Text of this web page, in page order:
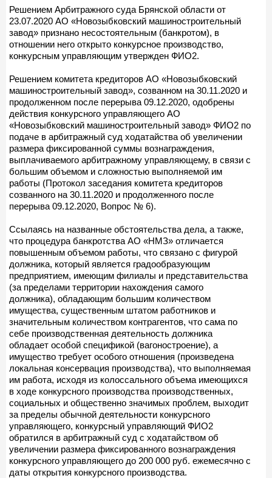
Решением Арбитражного суда Брянской области от
23.07.2020 АО «Новозыбковский машиностроительный
завод» признано несостоятельным (банкротом), в
отношении него открыто конкурсное производство,
конкурсным управляющим утвержден ФИО2.
Решением комитета кредиторов АО «Новозыбковский
машиностроительный завод», созванном на 30.11.2020 и
продолженном после перерыва 09.12.2020, одобрены
действия конкурсного управляющего АО
«Новозыбковский машиностроительный завод» ФИО2 по
подаче в арбитражный суд ходатайства об увеличении
размера фиксированной суммы вознаграждения,
выплачиваемого арбитражному управляющему, в связи с
большим объемом и сложностью выполняемой им
работы (Протокол заседания комитета кредиторов
созванного на 30.11.2020 и продолженного после
перерыва 09.12.2020, Вопрос № 6).
Ссылаясь на названные обстоятельства дела, а также,
что процедура банкротства АО «НМЗ» отличается
повышенным объемом работы, что связано с фигурой
должника, который является градообразующим
предприятием, имеющим филиалы и представительства
(за пределами территории нахождения самого
должника), обладающим большим количеством
имущества, существенным штатом работников и
значительным количеством контрагентов, что сама по
себе производственная деятельность должника
обладает особой спецификой (вагоностроение), а
имущество требует особого отношения (произведена
локальная консервация производства), что выполняемая
им работа, исходя из колоссального объема имеющихся
в ходе конкурсного производства производственных,
социальных и общественно значимых проблем, выходит
за пределы обычной деятельности конкурсного
управляющего, конкурсный управляющий ФИО2
обратился в арбитражный суд с ходатайством об
увеличении размера фиксированного вознаграждения
конкурсного управляющего до 200 000 руб. ежемесячно с
даты открытия конкурсного производства.